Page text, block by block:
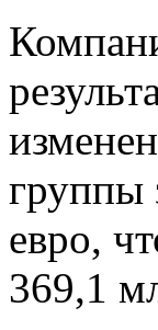
группы
евро,
369,1